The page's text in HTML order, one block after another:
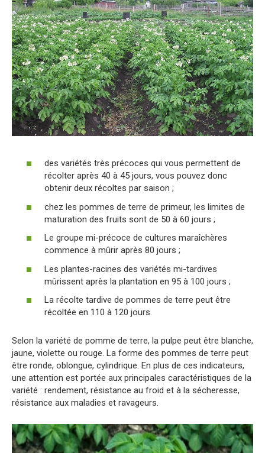
des variétés très précoces qui vous permettent de
récolter après 40 à 45 jours, vous pouvez donc
obtenir deux récoltes par saison ;
chez les pommes de terre de primeur, les limites de
maturation des fruits sont de 50 à 60 jours ;
Le groupe mi-précoce de cultures maraîchères
commence à mûrir après 80 jours ;
Les plantes-racines des variétés mi-tardives
mûrissent après la plantation en 95 à 100 jours ;
La récolte tardive de pommes de terre peut être
récoltée en 110 à 120 jours.
Selon la variété de pomme de terre, la pulpe peut être blanche,
jaune, violette ou rouge. La forme des pommes de terre peut
être ronde, oblongue, cylindrique. En plus de ces indicateurs,
une attention est portée aux principales caractéristiques de la
variété : rendement, résistance au froid et à la sécheresse,
résistance aux maladies et ravageurs.